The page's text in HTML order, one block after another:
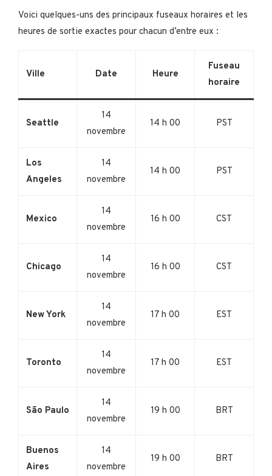
Voici quelques-uns des principaux fuseaux horaires et les
heures de sortie exactes pour chacun d’entre eux :
Ville Date Heure
Fuseau
horaire
Seattle
14
novembre
14 h 00 PST
Los
Angeles
14
novembre
14 h 00 PST
Mexico
14
novembre
16 h 00 CST
Chicago
14
novembre
16 h 00 CST
New York
14
novembre
17 h 00 EST
Toronto
14
novembre
17 h 00 EST
São Paulo
14
novembre
19 h 00 BRT
Buenos
Aires
14
novembre
19 h 00 BRT